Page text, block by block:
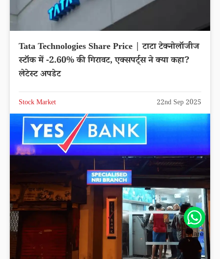
Tata Technologies Share Price | टाटा टेक्नोलॉजीज
स्टॉक में -2.60% की गिरावट, एक्सपर्ट्स ने क्या कहा?
लेटेस्ट अपडेट
Stock Market 22nd Sep 2025
Share